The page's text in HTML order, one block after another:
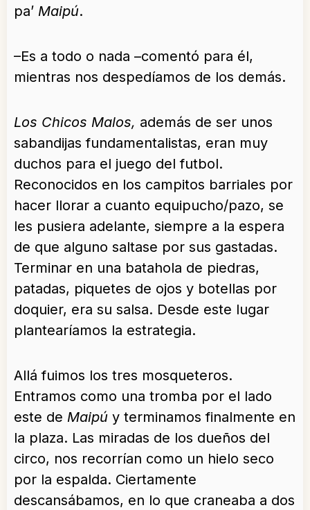
pa’ Maipú.
–Es a todo o nada –comentó para él,
mientras nos despedíamos de los demás.
Los Chicos Malos, además de ser unos
sabandijas fundamentalistas, eran muy
duchos para el juego del futbol.
Reconocidos en los campitos barriales por
hacer llorar a cuanto equipucho/pazo, se
les pusiera adelante, siempre a la espera
de que alguno saltase por sus gastadas.
Terminar en una batahola de piedras,
patadas, piquetes de ojos y botellas por
doquier, era su salsa. Desde este lugar
plantearíamos la estrategia.
Allá fuimos los tres mosqueteros.
Entramos como una tromba por el lado
este de Maipú y terminamos finalmente en
la plaza. Las miradas de los dueños del
circo, nos recorrían como un hielo seco
por la espalda. Ciertamente
descansábamos, en lo que craneaba a dos